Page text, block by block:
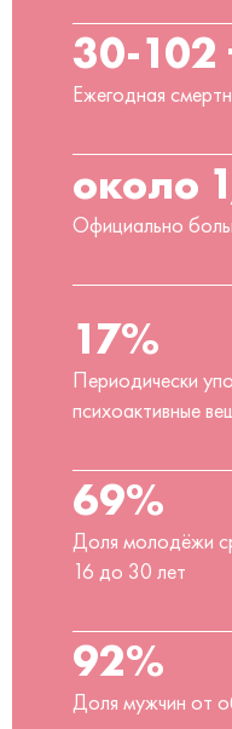
30-102
Ежегодная
около
Официально
17%
Периодически
психоактивные
69%
Доля молодёжи
16 до 30 лет
92%
Доля мужчин от